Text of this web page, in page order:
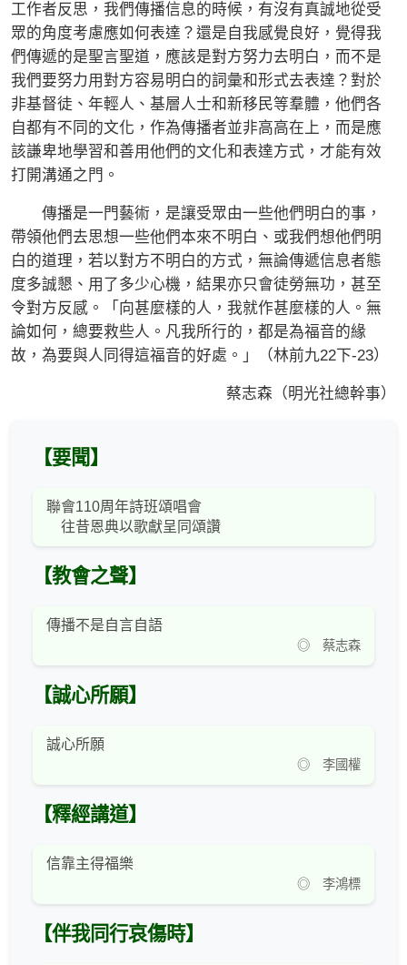
工作者反思，我們傳播信息的時候，有沒有真誠地從受
眾的角度考慮應如何表達？還是自我感覺良好，覺得我
們傳遞的是聖言聖道，應該是對方努力去明白，而不是
我們要努力用對方容易明白的詞彙和形式去表達？對於
非基督徒、年輕人、基層人士和新移民等羣體，他們各
自都有不同的文化，作為傳播者並非高高在上，而是應
該謙卑地學習和善用他們的文化和表達方式，才能有效
打開溝通之門。
傳播是一門藝術，是讓受眾由一些他們明白的事，
帶領他們去思想一些他們本來不明白、或我們想他們明
白的道理，若以對方不明白的方式，無論傳遞信息者態
度多誠懇、用了多少心機，結果亦只會徒勞無功，甚至
令對方反感。「向甚麼樣的人，我就作甚麼樣的人。無
論如何，總要救些人。凡我所行的，都是為福音的緣
故，為要與人同得這福音的好處。」（林前九22下-23）
蔡志森（明光社總幹事）
【要聞】
聯會110周年詩班頌唱會
往昔恩典以歌獻呈同頌讚
【教會之聲】
傳播不是自言自語
◎ 蔡志森
【誠心所願】
誠心所願
◎ 李國權
【釋經講道】
信靠主得福樂
◎ 李鴻標
【伴我同行哀傷時】